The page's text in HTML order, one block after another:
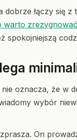
dobrze łączy się
warto
spokojniejszą
oznacza, że w
wybór
On